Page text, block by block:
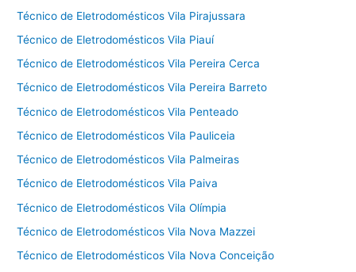
Técnico de Eletrodomésticos Vila Pirajussara
Técnico de Eletrodomésticos Vila Piauí
Técnico de Eletrodomésticos Vila Pereira Cerca
Técnico de Eletrodomésticos Vila Pereira Barreto
Técnico de Eletrodomésticos Vila Penteado
Técnico de Eletrodomésticos Vila Pauliceia
Técnico de Eletrodomésticos Vila Palmeiras
Técnico de Eletrodomésticos Vila Paiva
Técnico de Eletrodomésticos Vila Olímpia
Técnico de Eletrodomésticos Vila Nova Mazzei
Técnico de Eletrodomésticos Vila Nova Conceição